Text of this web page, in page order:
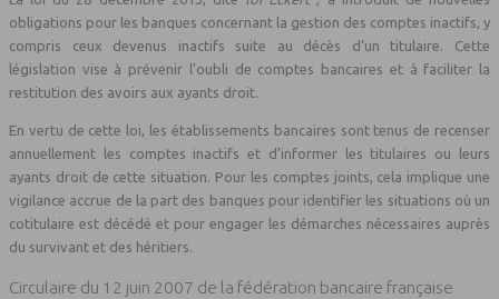
obligations pour les banques concernant la gestion des comptes inactifs, y
compris ceux devenus inactifs suite au décès d’un titulaire. Cette
législation vise à prévenir l’oubli de comptes bancaires et à faciliter la
restitution des avoirs aux ayants droit.
En vertu de cette loi, les établissements bancaires sont tenus de recenser
annuellement les comptes inactifs et d’informer les titulaires ou leurs
ayants droit de cette situation. Pour les comptes joints, cela implique une
vigilance accrue de la part des banques pour identifier les situations où un
cotitulaire est décédé et pour engager les démarches nécessaires auprès
du survivant et des héritiers.
Circulaire du 12 juin 2007 de la fédération bancaire française